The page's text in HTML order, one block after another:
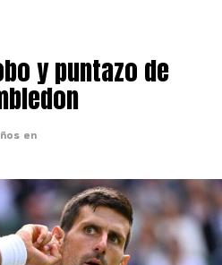
y puntazo de
en